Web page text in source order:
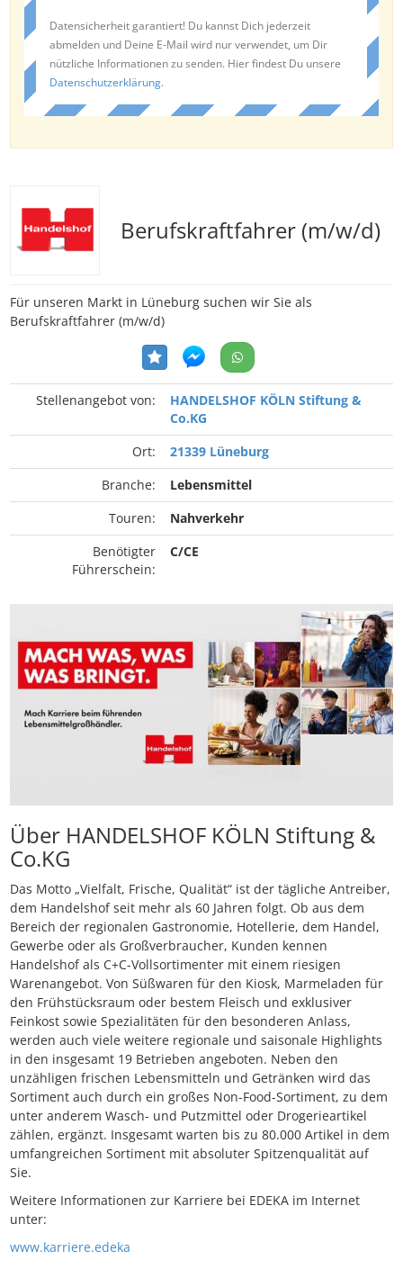
Datensicherheit garantiert! Du kannst Dich jederzeit
abmelden und Deine E-Mail wird nur verwendet, um Dir
nützliche Informationen zu senden. Hier findest Du unsere
Datenschutzerklärung.
Berufskraftfahrer (m/w/d)
Für unseren Markt in Lüneburg suchen wir Sie als
Berufskraftfahrer (m/w/d)
Stellenangebot von:
HANDELSHOF KÖLN Stiftung &
Co.KG
Ort:
21339 Lüneburg
Branche:
Lebensmittel
Touren:
Nahverkehr
Benötigter
Führerschein:
C/CE
Über HANDELSHOF KÖLN Stiftung &
Co.KG
Das Motto „Vielfalt, Frische, Qualität“ ist der tägliche Antreiber,
dem Handelshof seit mehr als 60 Jahren folgt. Ob aus dem
Bereich der regionalen Gastronomie, Hotellerie, dem Handel,
Gewerbe oder als Großverbraucher, Kunden kennen
Handelshof als C+C-Vollsortimenter mit einem riesigen
Warenangebot. Von Süßwaren für den Kiosk, Marmeladen für
den Frühstücksraum oder bestem Fleisch und exklusiver
Feinkost sowie Spezialitäten für den besonderen Anlass,
werden auch viele weitere regionale und saisonale Highlights
in den insgesamt 19 Betrieben angeboten. Neben den
unzähligen frischen Lebensmitteln und Getränken wird das
Sortiment auch durch ein großes Non-Food-Sortiment, zu dem
unter anderem Wasch- und Putzmittel oder Drogerieartikel
zählen, ergänzt. Insgesamt warten bis zu 80.000 Artikel in dem
umfangreichen Sortiment mit absoluter Spitzenqualität auf
Sie.
Weitere Informationen zur Karriere bei EDEKA im Internet
unter:
www.karriere.edeka